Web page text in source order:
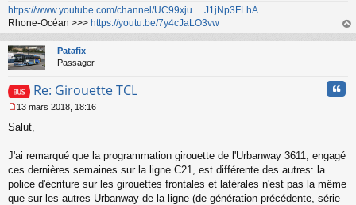
o
n
u
https://www.youtube.com/channel/UC99xju ... J1jNp3FLhA
Rhone-Océan >>> https://youtu.be/7y4cJaLO3vw
au
Patafix
Passager
Re: Girouette TCL
e
s
g
e
n
13 mars 2018, 18:16
Salut,
J'ai remarqué que la programmation girouette de l'Urbanway 3611, engagé
ces dernières semaines sur la ligne C21, est différente des autres: la
police d'écriture sur les girouettes frontales et latérales n'est pas la même
que sur les autres Urbanway de la ligne (de génération précédente, série